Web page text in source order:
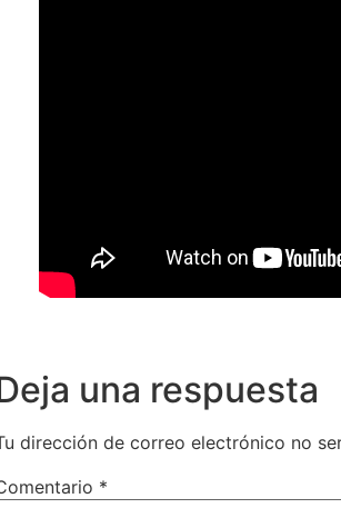
una respuesta
dirección de correo electrónico no
*